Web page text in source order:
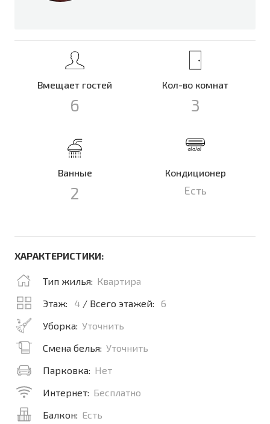
Вмещает гостей
6
Кол-во комнат
3
Ванные
2
Кондиционер
Есть
ХАРАКТЕРИСТИКИ:
Тип жилья: Квартира
Этаж:
4 / Всего этажей:
6
Уборка: Уточнить
Смена белья: Уточнить
Парковка: Нет
Интернет: Бесплатно
Балкон: Есть